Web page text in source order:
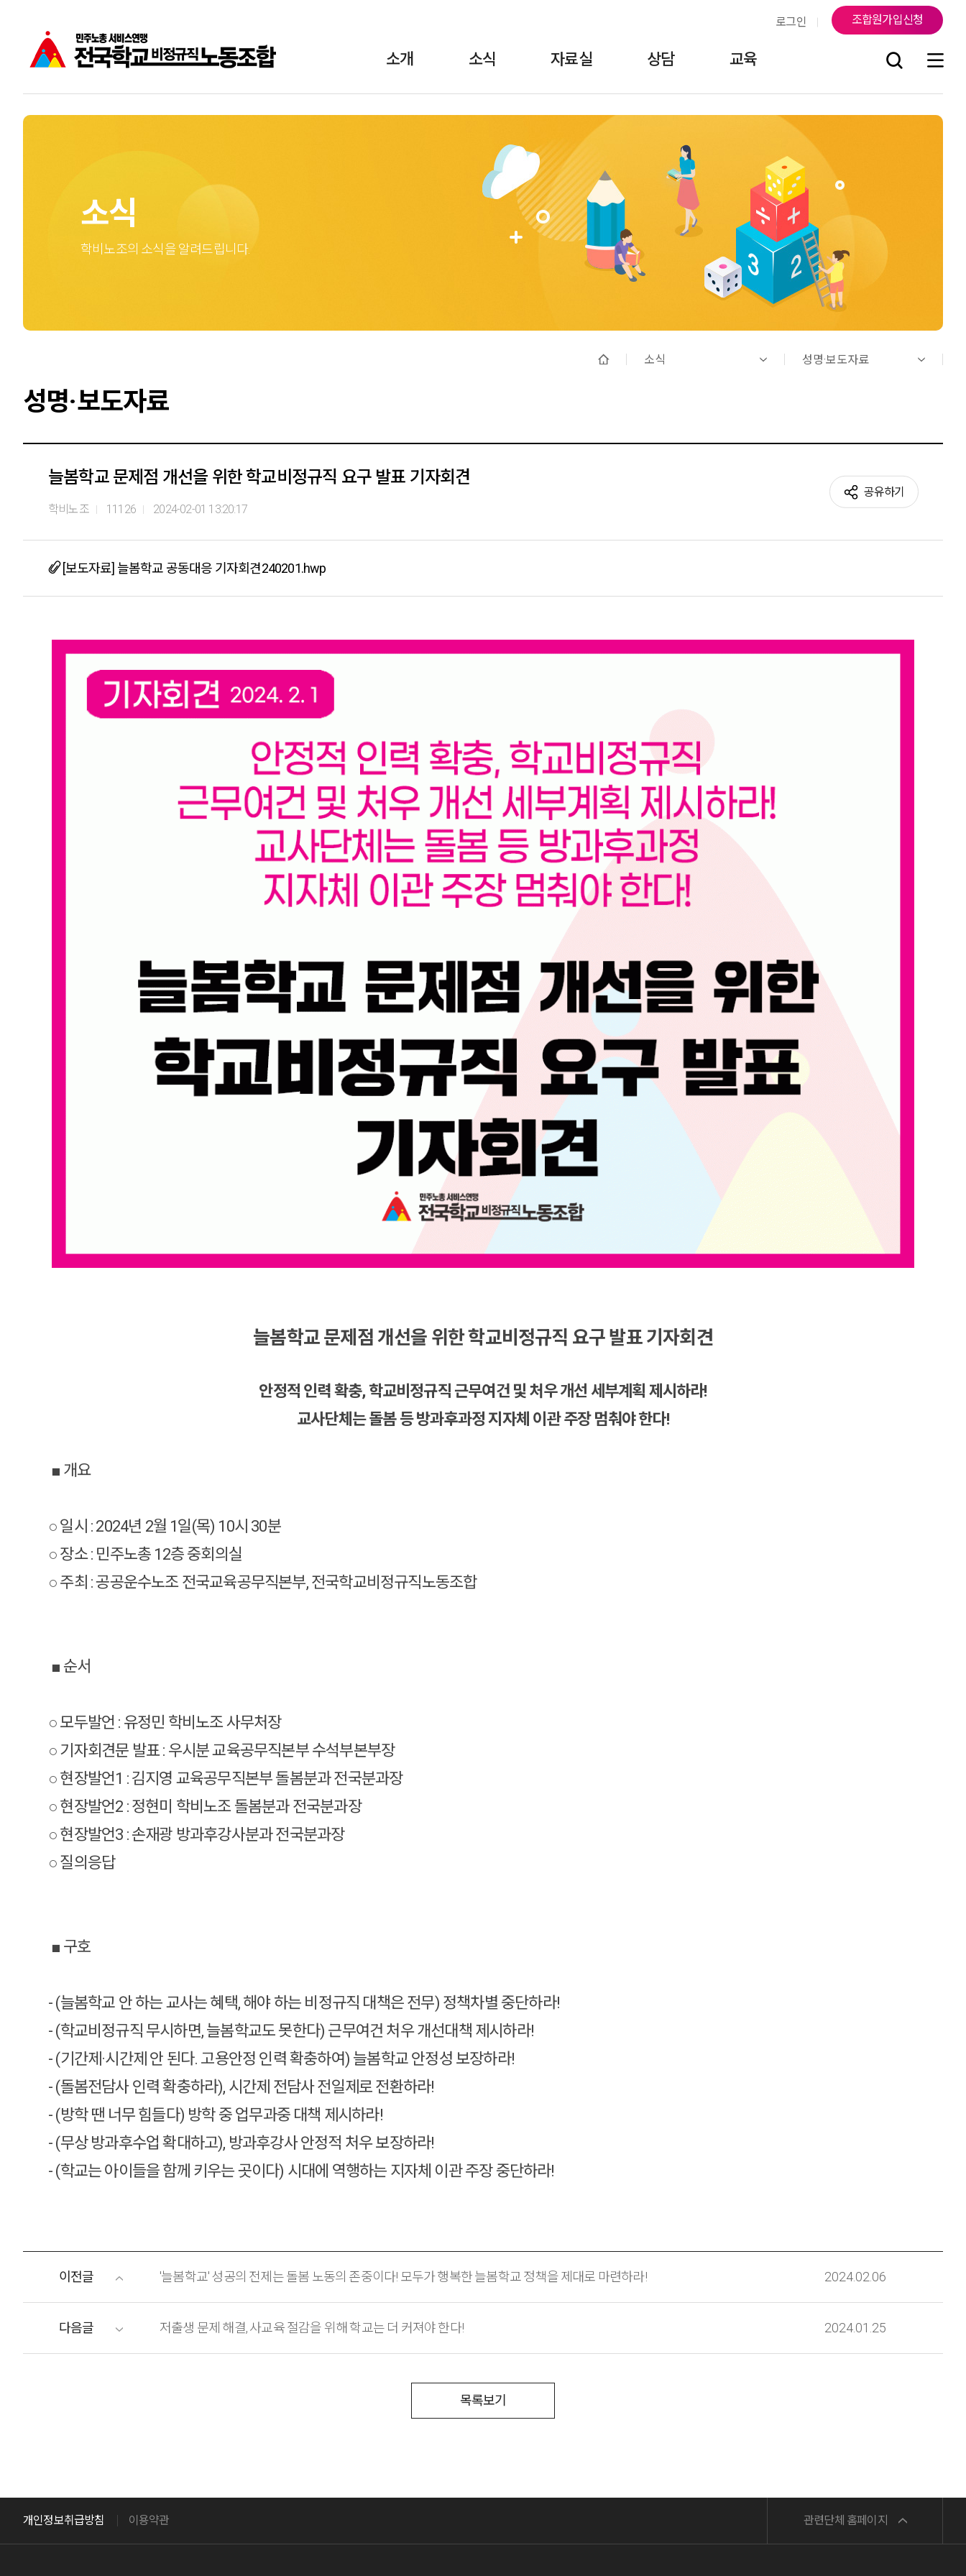
로그인 조합원가입신청
소개
조직도·연락처 오시는 길
소식
언론에 비친 학비노조 조합원게시판
자료실
법률자료
상담 교육
소식
학비노조의 소식을 알려드립니다.
소식 성명·보도자료
성명·보도자료
늘봄학교 문제점 개선을 위한 학교비정규직 요구 발표 기자회견
학비노조 11126 2024-02-01 13:20:17
공유하기
[보도자료] 늘봄학교 공동대응 기자회견240201.hwp
늘봄학교 문제점 개선을 위한 학교비정규직 요구 발표 기자회견
안정적 인력 확충, 학교비정규직 근무여건 및 처우 개선 세부계획 제시하라!
교사단체는 돌봄 등 방과후과정 지자체 이관 주장 멈춰야 한다!
■ 개요
○ 일시 : 2024년 2월 1일(목) 10시 30분
○ 장소 : 민주노총 12층 중회의실
○ 주최 : 공공운수노조 전국교육공무직본부, 전국학교비정규직노동조합
■ 순서
○ 모두발언 : 유정민 학비노조 사무처장
○ 기자회견문 발표 : 우시분 교육공무직본부 수석부본부장
○ 현장발언1 : 김지영 교육공무직본부 돌봄분과 전국분과장
○ 현장발언2 : 정현미 학비노조 돌봄분과 전국분과장
○ 현장발언3 : 손재광 방과후강사분과 전국분과장
○ 질의응답
■ 구호
- (늘봄학교 안 하는 교사는 혜택, 해야 하는 비정규직 대책은 전무) 정책차별 중단하라!
- (학교비정규직 무시하면, 늘봄학교도 못한다) 근무여건 처우 개선대책 제시하라!
- (기간제·시간제 안 된다. 고용안정 인력 확충하여) 늘봄학교 안정성 보장하라!
- (돌봄전담사 인력 확충하라), 시간제 전담사 전일제로 전환하라!
- (방학 땐 너무 힘들다) 방학 중 업무과중 대책 제시하라!
- (무상 방과후수업 확대하고), 방과후강사 안정적 처우 보장하라!
- (학교는 아이들을 함께 키우는 곳이다) 시대에 역행하는 지자체 이관 주장 중단하라!
이전글 '늘봄학교' 성공의 전제는 돌봄 노동의 존중이다! 모두가 행복한 늘봄학교 정책을 제대로 마련하라! 2024.02.06
다음글 저출생 문제 해결, 사교육 절감을 위해 학교는 더 커져야 한다! 2024.01.25
목록보기
개인정보취급방침 이용약관 관련단체 홈페이지
민주노총